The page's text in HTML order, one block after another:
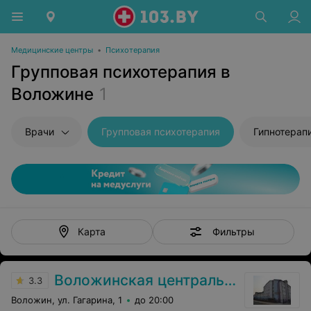
Медицинские центры • Психотерапия
Групповая психотерапия в
Воложине 1
Врачи Групповая психотерапия
Карта Фильтры
3.3 Воложинская центральная районная больница
Воложин, ул. Гагарина, 1 до 20:00